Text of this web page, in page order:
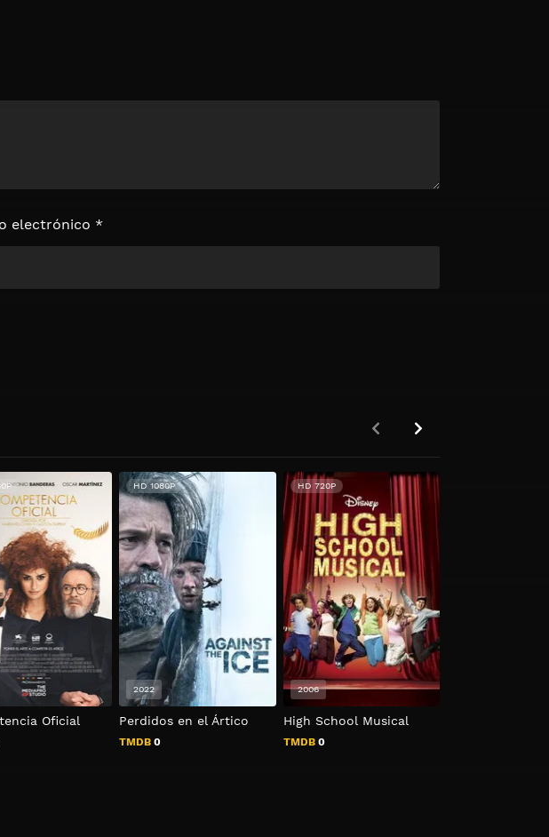
electrónico *
Oficial Perdidos en el Ártico
TMDB 0
HD 1080P
2022
High School Musical
TMDB0
HD 720P
2006